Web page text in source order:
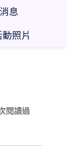
息
動照片
閱讀過